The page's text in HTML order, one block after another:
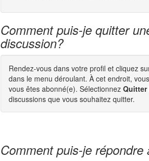
Comment puis-je quitter
discussion?
Rendez-vous dans votre profil et cliquez
dans le menu déroulant. À cet endroit,
vous êtes abonné(e). Sélectionnez Quitter
discussions que vous souhaitez quitter.
Comment puis-je répondre